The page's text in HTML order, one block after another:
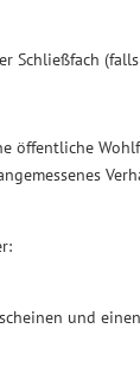
Schließfach
öffentliche
und